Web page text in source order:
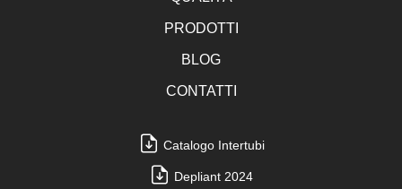
PRODOTTI
BLOG
CONTATTI
Catalogo Intertubi
Depliant 2024